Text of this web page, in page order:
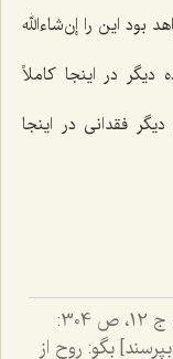
این را إن‌شاءالله
در اینجا کاملاً
فقدانى در اینجا
ص 304:
بگو: روح از